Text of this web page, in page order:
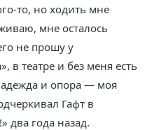
то, но ходить мне
мне осталось
не прошу у
в театре и без меня есть
и опора — моя
Гафт в
два года назад.